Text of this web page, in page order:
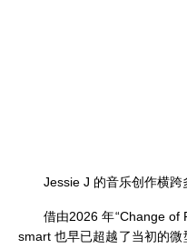
Jessie J 的音乐创作横
借由2026 年“Change of
smart 也早已超越了当初的